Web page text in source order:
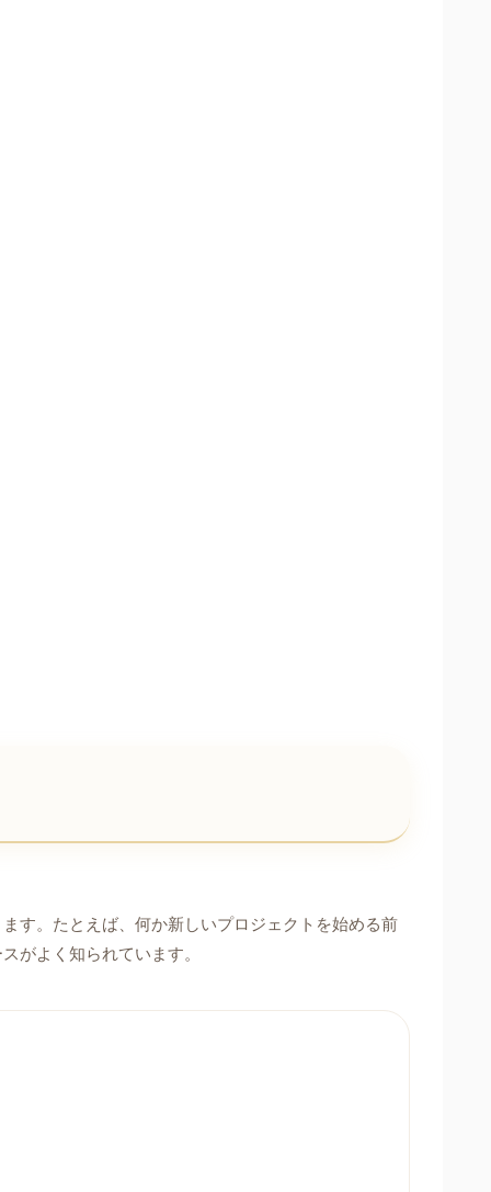
す。たとえば、何か新しいプロジェクトを始める前
がよく知られています。